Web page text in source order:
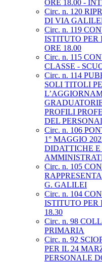
ORE 18.00 -
Circ. n. 120
DI VIA
Circ. n. 119
ISTITUTO PER
ORE 18.00
Circ. n. 115
CLASSE -
Circ. n. 114
SOLI TITOLI
PROFILI
DEL
Circ. n. 106
1° MAGGIO
DIDATTICHE
Circ. n. 105
G. GALILEI
Circ. n. 104
ISTITUTO PER
18.30
Circ. n. 98
PRIMARIA
Circ. n. 92
PER IL 24
PERSONALE